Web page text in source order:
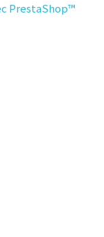
PrestaShop™